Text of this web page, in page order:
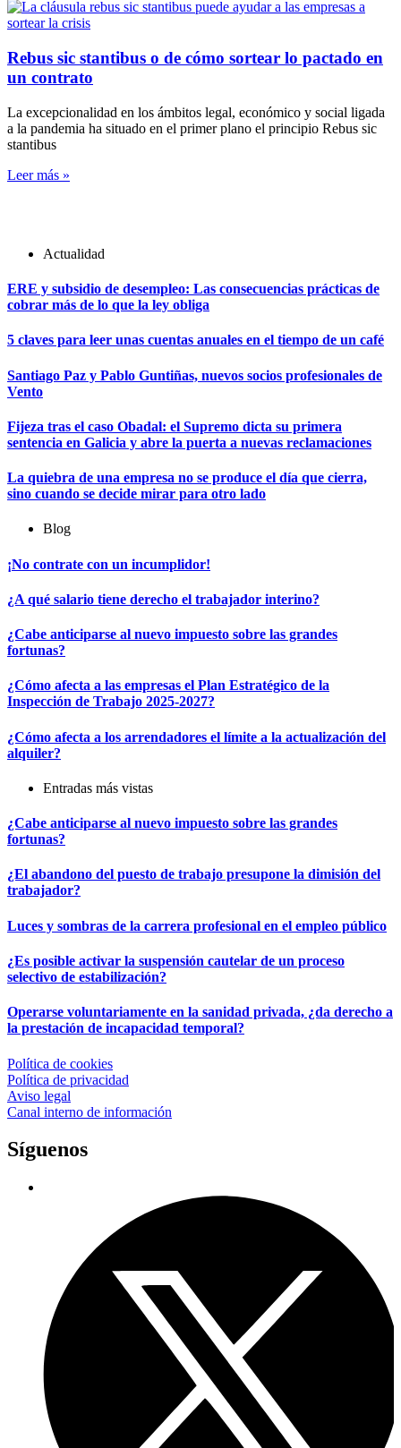
Rebus sic stantibus o de cómo sortear lo pactado en
un contrato
La excepcionalidad en los ámbitos legal, económico y social ligada
a la pandemia ha situado en el primer plano el principio Rebus sic
stantibus
Leer más »
Actualidad
ERE y subsidio de desempleo: Las consecuencias prácticas de
cobrar más de lo que la ley obliga
5 claves para leer unas cuentas anuales en el tiempo de un café
Santiago Paz y Pablo Guntiñas, nuevos socios profesionales de
Vento
Fijeza tras el caso Obadal: el Supremo dicta su primera
sentencia en Galicia y abre la puerta a nuevas reclamaciones
La quiebra de una empresa no se produce el día que cierra,
sino cuando se decide mirar para otro lado
Blog
¡No contrate con un incumplidor!
¿A qué salario tiene derecho el trabajador interino?
¿Cabe anticiparse al nuevo impuesto sobre las grandes
fortunas?
¿Cómo afecta a las empresas el Plan Estratégico de la
Inspección de Trabajo 2025-2027?
¿Cómo afecta a los arrendadores el límite a la actualización del
alquiler?
Entradas más vistas
¿Cabe anticiparse al nuevo impuesto sobre las grandes
fortunas?
¿El abandono del puesto de trabajo presupone la dimisión del
trabajador?
Luces y sombras de la carrera profesional en el empleo público
¿Es posible activar la suspensión cautelar de un proceso
selectivo de estabilización?
Operarse voluntariamente en la sanidad privada, ¿da derecho a
la prestación de incapacidad temporal?
Política de cookies
Política de privacidad
Aviso legal
Canal interno de información
Síguenos